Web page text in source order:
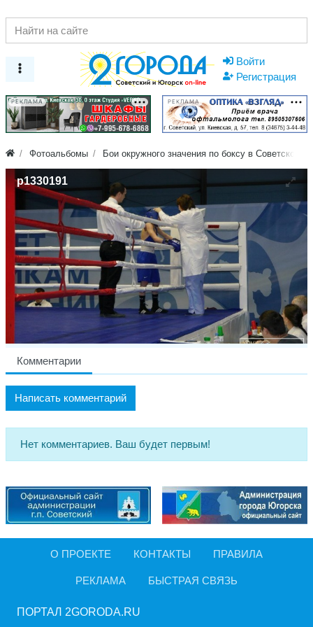
Войти
Регистрация
РЕКЛАМА РЕКЛАМА
Фотоальбомы Бои окружного значения по боксу в Советском
p1330191
Комментарии
Написать комментарий
Нет комментариев. Ваш будет первым!
О ПРОЕКТЕ КОНТАКТЫ ПРАВИЛА
РЕКЛАМА БЫСТРАЯ СВЯЗЬ
ПОРТАЛ 2GORODA.RU